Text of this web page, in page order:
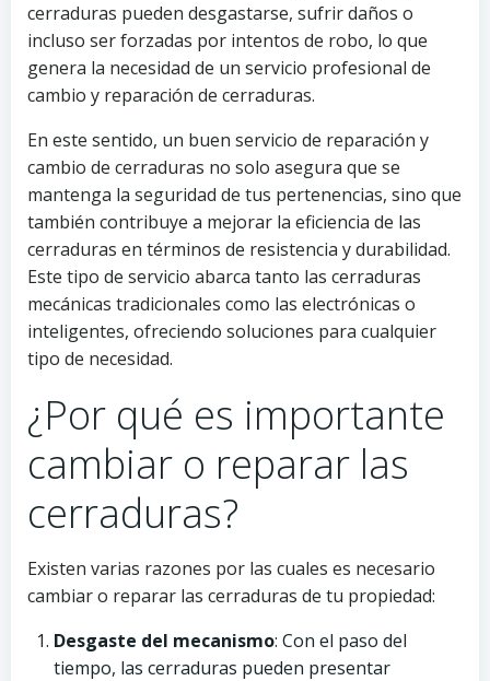
cerraduras pueden desgastarse, sufrir daños o
incluso ser forzadas por intentos de robo, lo que
genera la necesidad de un servicio profesional de
cambio y reparación de cerraduras.
En este sentido, un buen servicio de reparación y
cambio de cerraduras no solo asegura que se
mantenga la seguridad de tus pertenencias, sino que
también contribuye a mejorar la eficiencia de las
cerraduras en términos de resistencia y durabilidad.
Este tipo de servicio abarca tanto las cerraduras
mecánicas tradicionales como las electrónicas o
inteligentes, ofreciendo soluciones para cualquier
tipo de necesidad.
¿Por qué es importante
cambiar o reparar las
cerraduras?
Existen varias razones por las cuales es necesario
cambiar o reparar las cerraduras de tu propiedad:
Desgaste del mecanismo: Con el paso del
tiempo, las cerraduras pueden presentar